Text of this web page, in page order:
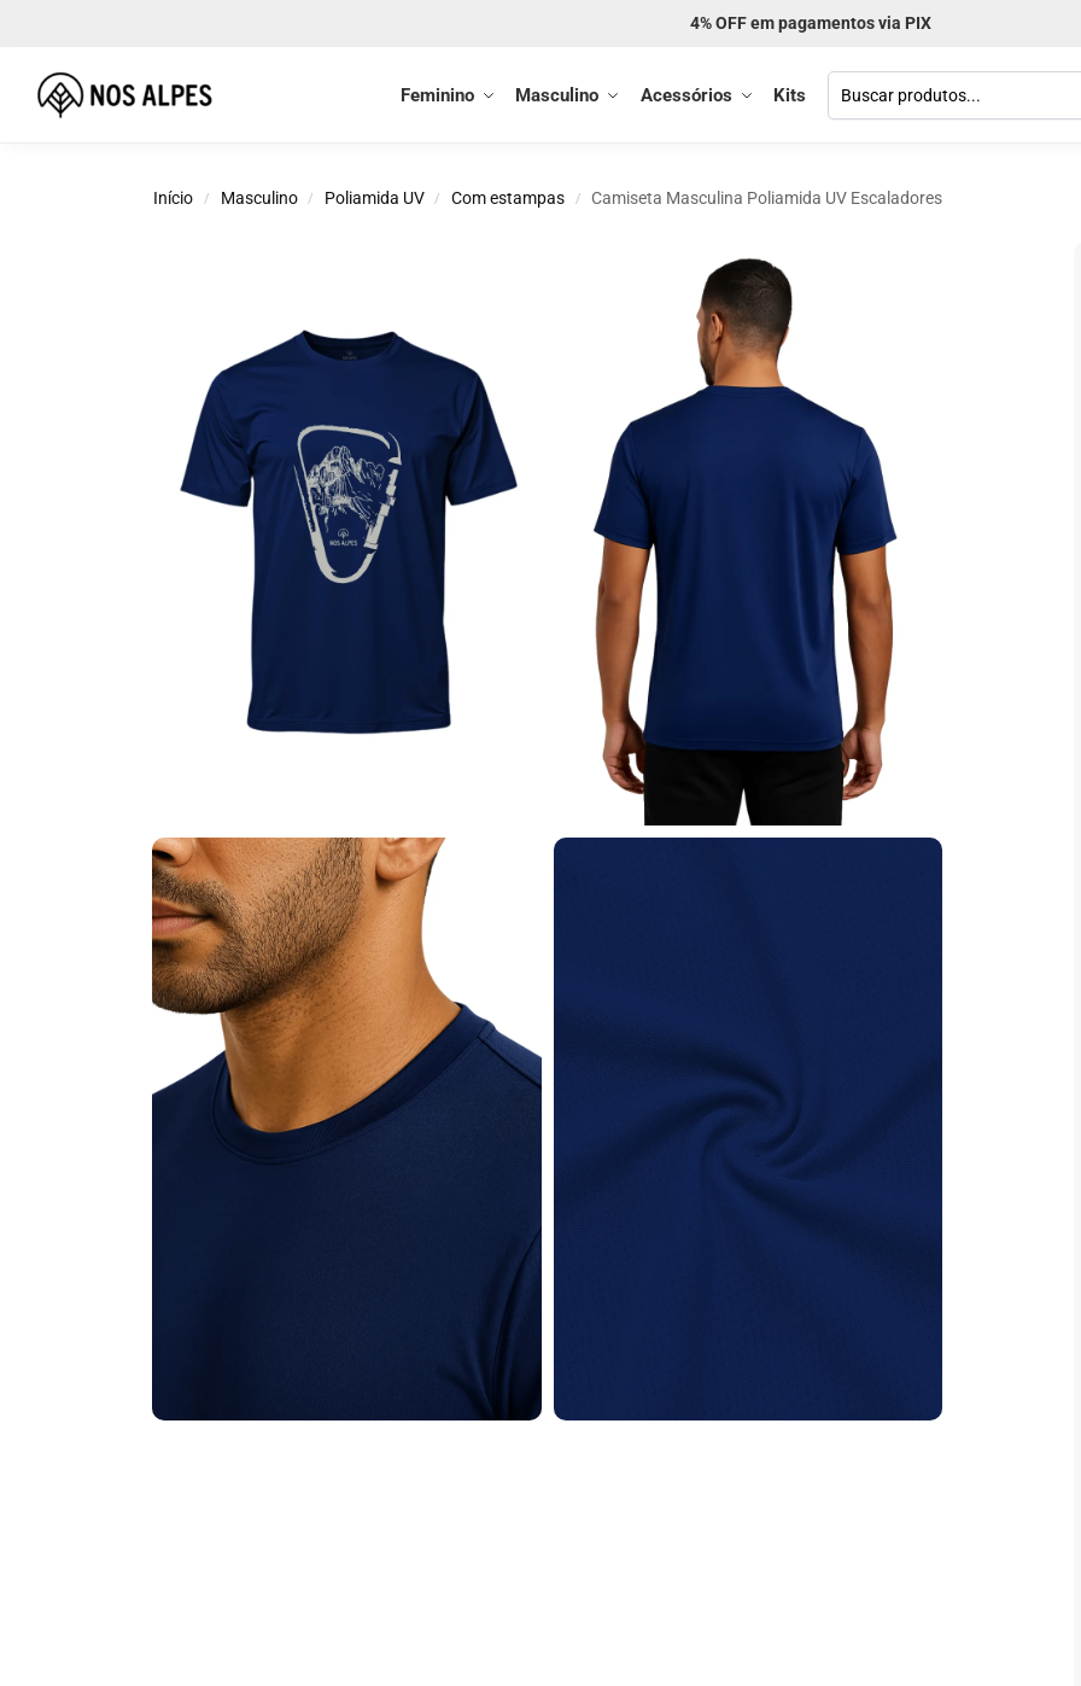
Frete GRÁTIS acima de R$ 299
Feminino Masculino Acessórios Kits
Início / Masculino / Poliamida UV / Com estampas / Camiseta Masculina Poliamida UV Escaladores